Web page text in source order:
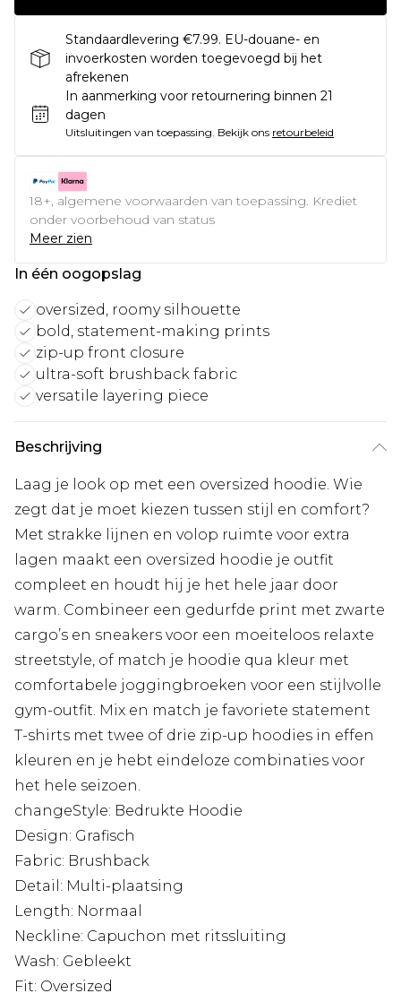
Standaardlevering €7.99. EU-douane- en
invoerkosten worden toegevoegd bij het
afrekenen
In aanmerking voor retournering binnen 21
dagen
Uitsluitingen van toepassing. Bekijk ons retourbeleid
18+, algemene voorwaarden van toepassing. Krediet
onder voorbehoud van status
Meer zien
In één oogopslag
oversized, roomy silhouette
bold, statement-making prints
zip-up front closure
ultra-soft brushback fabric
versatile layering piece
Beschrijving
Laag je look op met een oversized hoodie. Wie
zegt dat je moet kiezen tussen stijl en comfort?
Met strakke lijnen en volop ruimte voor extra
lagen maakt een oversized hoodie je outfit
compleet en houdt hij je het hele jaar door
warm. Combineer een gedurfde print met zwarte
cargo’s en sneakers voor een moeiteloos relaxte
streetstyle, of match je hoodie qua kleur met
comfortabele joggingbroeken voor een stijlvolle
gym-outfit. Mix en match je favoriete statement
T-shirts met twee of drie zip-up hoodies in effen
kleuren en je hebt eindeloze combinaties voor
het hele seizoen.
changeStyle: Bedrukte Hoodie
Design: Grafisch
Fabric: Brushback
Detail: Multi-plaatsing
Length: Normaal
Neckline: Capuchon met ritssluiting
Wash: Gebleekt
Fit: Oversized